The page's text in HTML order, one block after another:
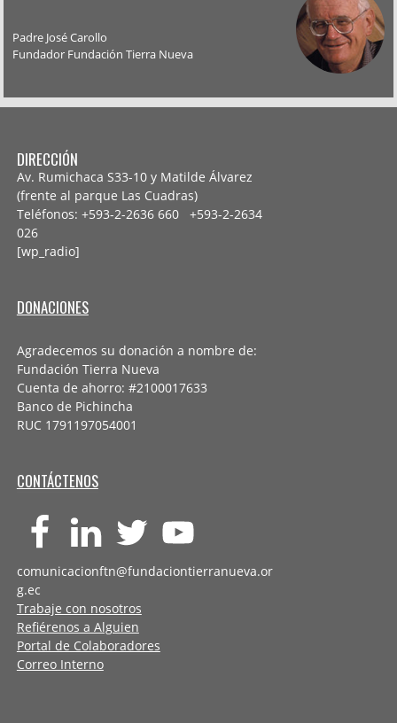
Padre José Carollo
Fundador Fundación Tierra Nueva
DIRECCIÓN
Av. Rumichaca S33-10 y Matilde Álvarez
(frente al parque Las Cuadras)
Teléfonos: +593-2-2636 660 +593-2-2634
026
[wp_radio]
DONACIONES
Agradecemos su donación a nombre de:
Fundación Tierra Nueva
Cuenta de ahorro: #2100017633
Banco de Pichincha
RUC 1791197054001
CONTÁCTENOS
comunicacionftn@fundaciontierranueva.or
g.ec
Trabaje con nosotros
Refiérenos a Alguien
Portal de Colaboradores
Correo Interno